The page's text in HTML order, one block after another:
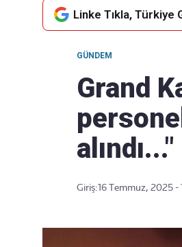
Linke Tıkla,
GÜNDEM
Grand
alındı..."
Giriş:16 Temmuz, 2025 -